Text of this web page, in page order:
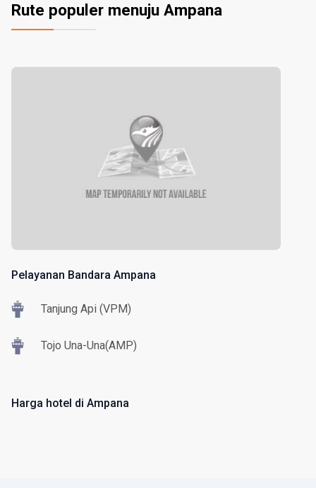
Rute populer menuju Ampana
Pelayanan Bandara Ampana
Tanjung Api (VPM)
Tojo Una-Una(AMP)
Harga hotel di Ampana